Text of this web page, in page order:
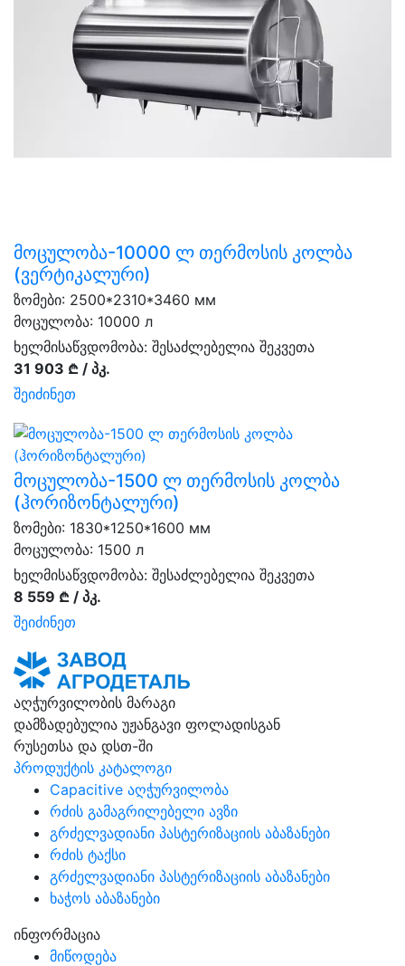
მოცულობა-10000 ლ თერმოსის კოლბა
(ვერტიკალური)
ზომები: 2500*2310*3460 мм
მოცულობა: 10000 л
ხელმისაწვდომობა: შესაძლებელია შეკვეთა
31 903 ₾ / პკ.
შეიძინეთ
მოცულობა-1500 ლ თერმოსის კოლბა
(ჰორიზონტალური)
ზომები: 1830*1250*1600 мм
მოცულობა: 1500 л
ხელმისაწვდომობა: შესაძლებელია შეკვეთა
8 559 ₾ / პკ.
შეიძინეთ
აღჭურვილობის მარაგი
დამზადებულია უჟანგავი ფოლადისგან
რუსეთსა და დსთ-ში
პროდუქტის კატალოგი
Capacitive აღჭურვილობა
რძის გამაგრილებელი ავზი
გრძელვადიანი პასტერიზაციის აბაზანები
რძის ტაქსი
გრძელვადიანი პასტერიზაციის აბაზანები
ხაჭოს აბაზანები
ინფორმაცია
მიწოდება